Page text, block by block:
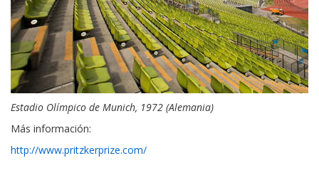
Estadio Olímpico de Munich, 1972 (Alemania)
Más información:
http://www.pritzkerprize.com/